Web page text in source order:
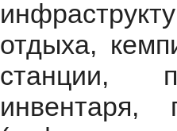
отдыха,
станции,
инвентаря,